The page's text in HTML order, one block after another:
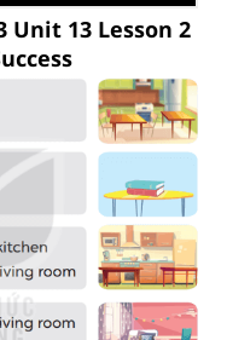
Unit 13 Lesson 2